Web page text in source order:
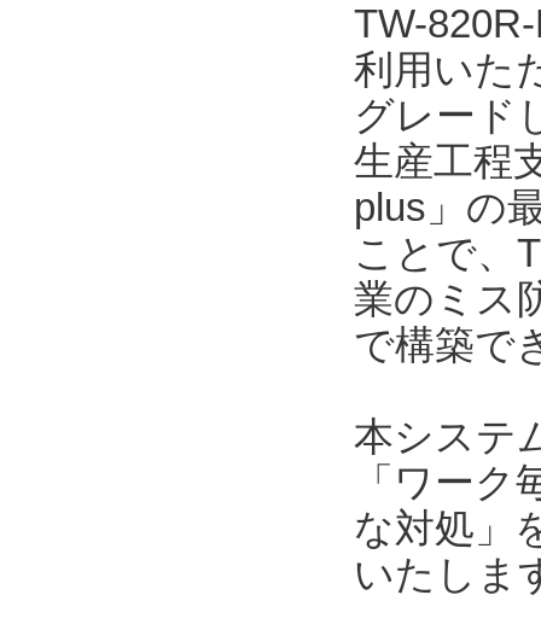
TW-
利用いた
グレード
生産工程
plus」の
ことで、
業のミス
で構築で
本システ
「ワー
な対処」
いたしま